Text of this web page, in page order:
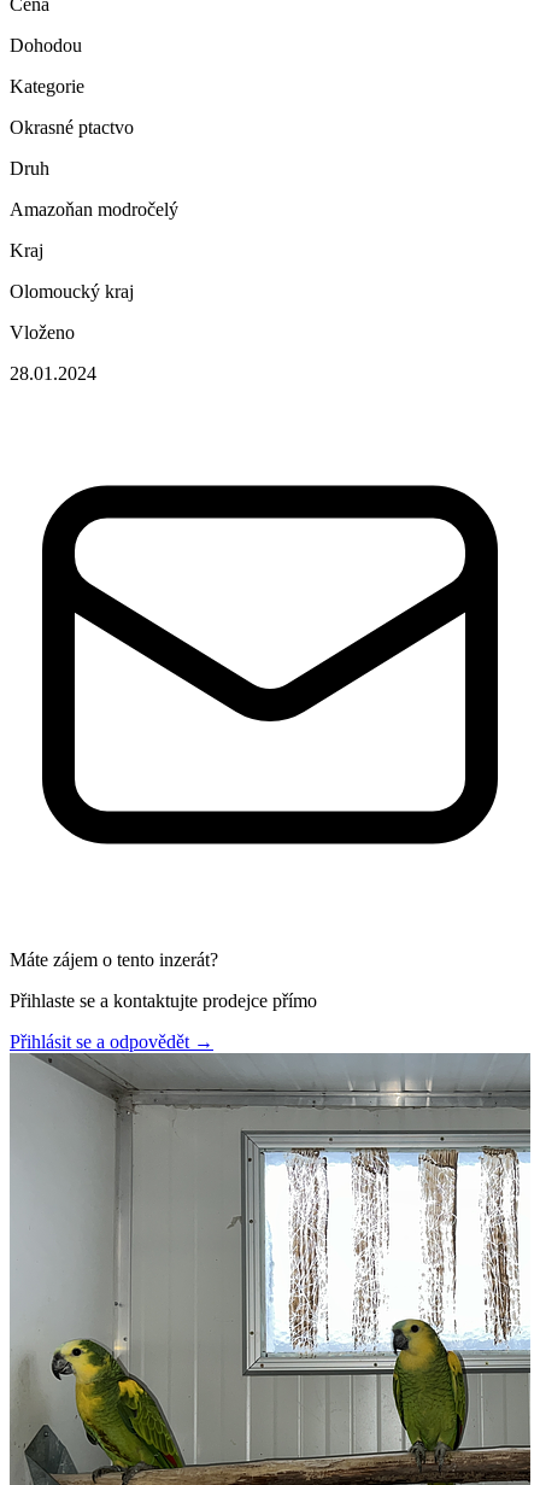
Dohodou
Kategorie
Okrasné ptactvo
Druh
Amazoňan modročelý
Kraj
Olomoucký kraj
Vloženo
28.01.2024
Máte zájem o tento inzerát?
Přihlaste se a kontaktujte prodejce přímo
Přihlásit se a odpovědět →